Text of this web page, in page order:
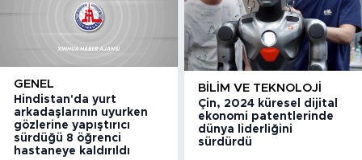
GENEL
Hindistan'da yurt
arkadaşlarının uyurken
gözlerine yapıştırıcı
sürdüğü 8 öğrenci
hastaneye kaldırıldı
BILIM VE TEKNOLOJI
Çin, 2024 küresel dijital
ekonomi patentlerinde
dünya liderliğini
sürdürdü